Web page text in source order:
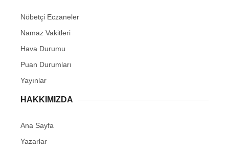
Nöbetçi Eczaneler
Namaz Vakitleri
Hava Durumu
Puan Durumları
Yayınlar
HAKKIMIZDA
Ana Sayfa
Yazarlar